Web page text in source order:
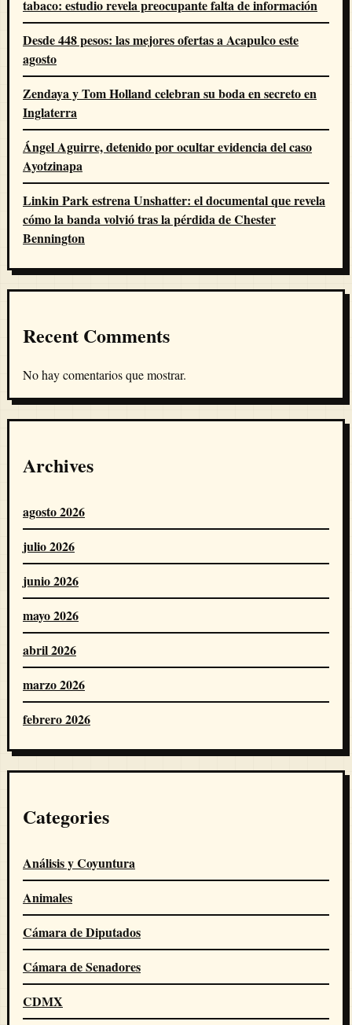
tabaco: estudio revela preocupante falta de información
Desde 448 pesos: las mejores ofertas a Acapulco este
agosto
Zendaya y Tom Holland celebran su boda en secreto en
Inglaterra
Ángel Aguirre, detenido por ocultar evidencia del caso
Ayotzinapa
Linkin Park estrena Unshatter: el documental que revela
cómo la banda volvió tras la pérdida de Chester
Bennington
Recent Comments
No hay comentarios que mostrar.
Archives
agosto 2026
julio 2026
junio 2026
mayo 2026
abril 2026
marzo 2026
febrero 2026
Categories
Análisis y Coyuntura
Animales
Cámara de Diputados
Cámara de Senadores
CDMX